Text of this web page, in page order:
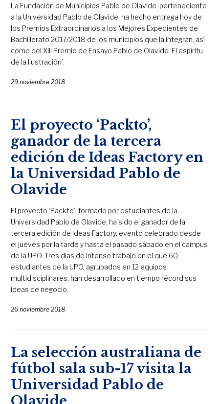
La Fundación de Municipios Pablo de Olavide, perteneciente
a la Universidad Pablo de Olavide, ha hecho entrega hoy de
los Premios Extraordinarios a los Mejores Expedientes de
Bachillerato 2017/2018 de los municipios que la integran, así
como del XIII Premio de Ensayo Pablo de Olavide ‘El espíritu
de la Ilustración’.
29 noviembre 2018
El proyecto ‘Packto’,
ganador de la tercera
edición de Ideas Factory en
la Universidad Pablo de
Olavide
El proyecto ‘Packto’, formado por estudiantes de la
Universidad Pablo de Olavide, ha sido el ganador de la
tercera edición de Ideas Factory, evento celebrado desde
el jueves por la tarde y hasta el pasado sábado en el campus
de la UPO. Tres días de intenso trabajo en el que 60
estudiantes de la UPO, agrupados en 12 equipos
multidisciplinares, han desarrollado en tiempo récord sus
ideas de negocio.
26 noviembre 2018
La selección australiana de
fútbol sala sub-17 visita la
Universidad Pablo de